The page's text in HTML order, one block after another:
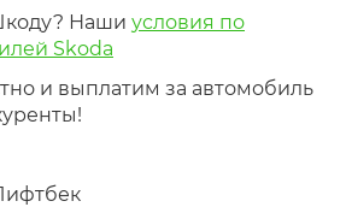
Наши условия по
Skoda
и выплатим за автомобиль